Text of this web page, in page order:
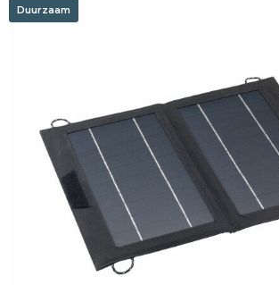
Caps en mutsen
Paraplu's
Outdoor en vrije tijd
Gereedschap en veiligheid
Snoepgoed
Duurzaam